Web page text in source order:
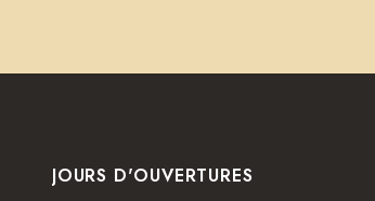
JOURS D'OUVERTURES